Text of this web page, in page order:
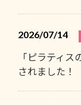
2026/07/14
「ピラティ
されました！